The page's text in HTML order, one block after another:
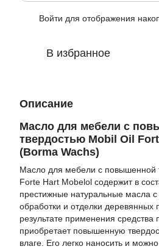
Войти для отображения
В избранное
Описание
Масло для мебели с
твердостью Mobil Oil
(Borma Wachs)
Масло для мебели с повышенной
Forte Hart Mobelol содержит в
престижные натуральные масла
обработки и отделки деревянных
результате применения средства
приобретает повышенную
влаге. Его легко наносить и